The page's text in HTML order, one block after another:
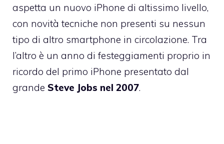
aspetta un nuovo iPhone di altissimo livello,
con novità tecniche non presenti su nessun
tipo di altro smartphone in circolazione. Tra
l’altro è un anno di festeggiamenti proprio in
ricordo del primo iPhone presentato dal
grande Steve Jobs nel 2007.